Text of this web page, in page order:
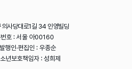
의사당대로1길 34 인영빌딩
호 : 서울 아00160
행인·편집인 : 우종순
년보호책임자 : 성희제